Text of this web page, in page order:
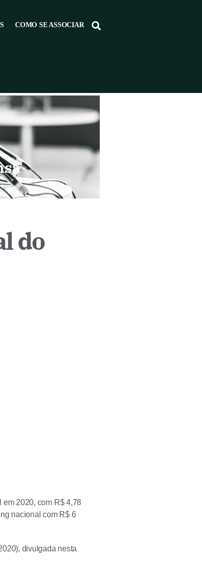
COMO SE ASSOCIAR
do
em 2020, com R$ 4,78
nacional com R$ 6
divulgada nesta